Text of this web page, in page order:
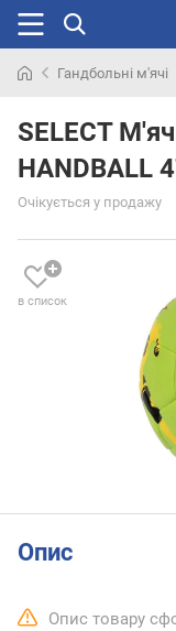
раніше
Гандбольні м'ячі
SELECT
HANDBALL
Очікується у продажу
в список
Опис
Опис товару